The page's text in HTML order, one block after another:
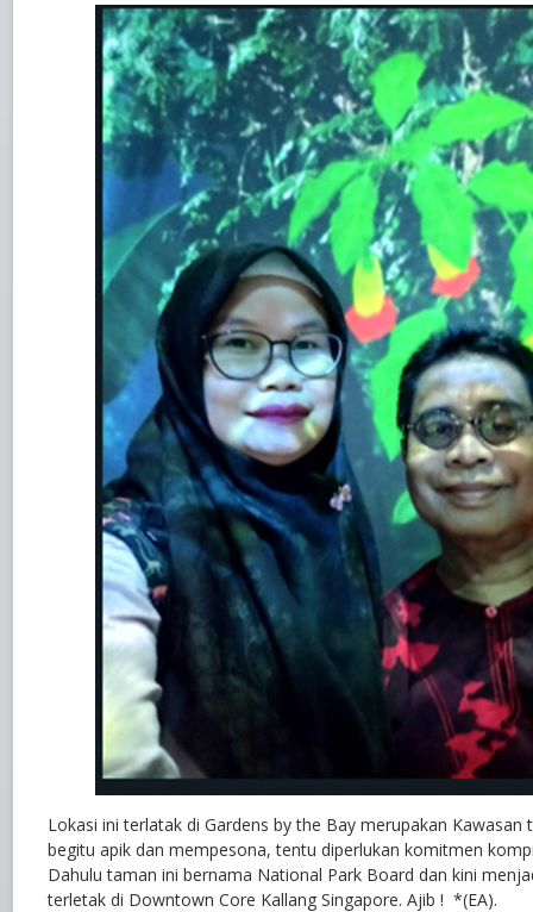
Lokasi ini terlatak di Gardens by the Bay merupakan
begitu apik dan mempesona, tentu diperlukan komitmen
Dahulu taman ini bernama National Park Board dan kini
terletak di Downtown Core Kallang Singapore. Ajib ! *(EA).